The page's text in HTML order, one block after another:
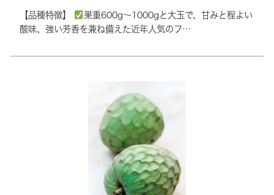
【品種特徴】
果重600g～1000gと大玉で、甘みと程よい
酸味、強い芳香を兼ね備えた近年人気のフ…